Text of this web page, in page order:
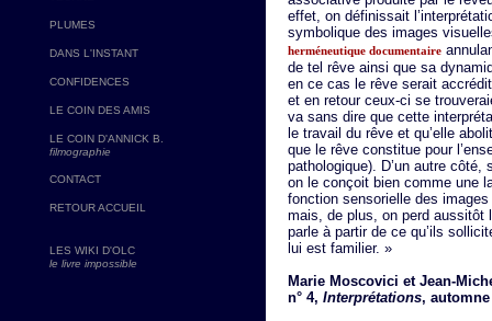
PLUMES
DANS L'INSTANT
CONFIDENCES
LE COIN DES AMIS
LE COIN D'ANNICK B.
filmographie
CONTACT
RETOUR ACCUEIL
LES WIKI D'OLC
le livre impossible
effet, on définissait
symbolique des images
herméneutique documentaire
de tel rêve ainsi que sa
en ce cas le rêve serait
et en retour ceux-ci se
va sans dire que cette
le travail du rêve et qu’elle
que le rêve constitue pour
pathologique). D’un autre
on le conçoit bien comme une
fonction sensorielle des
mais, de plus, on perd aussitôt
parle à partir de ce qu’ils
lui est familier. »
Marie Moscovici et Jean-
n° 4, Interprétations, automne